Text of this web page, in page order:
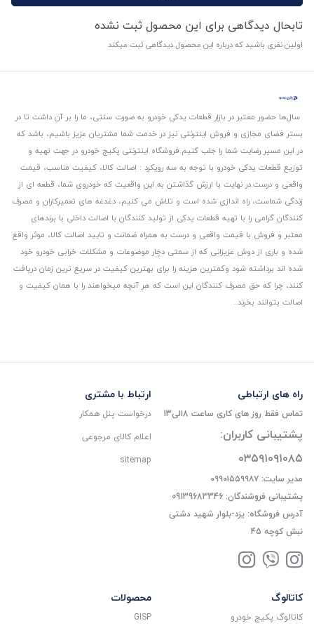
تابحال دیدگاهی برای این محصول ثبت نشده
اولین نفری باشید که درباره این محصول دیدگاهی ثبت میکند
سال‌ها حضور معتبر در بازار قطعات یدکی خودرو به صورت سنتی، ما را بر آن داشت تا در
بستر فضای مجازی و فروش اینترنتی نیز در خدمت شما مشتریان عزیز باشیم، باشد که
در این مسیر رضایت شما را جلب کنیم.فروشگاه اینترنتی پکیج خودرو در جهت تهیه و
توزیع قطعات یدکی خودرو با توجه به سه رویکرد : اصالت کالا، کیفیت مناسب، قیمت
واقعی و درست.در نهایت با ارزش گذاشتن به این واقعیت که خودروی شما، قطعه ای از
زندگی شماست، راه اندازی شده است و تلاش می کنیم، دغدغه های تعمیرکاران و مصرف
کنندگان گرامی را با تهیه قطعات یدکی از تولید کنندگان با اصالت داخلی با برندهای
معتبر و فروش با قیمت واقعی و درست به همراه ضمانت و تایید اصالت کالا، موثر واقع
شده و باری از دوش عزیزانی که از سمتی دچار موضوعات و مشکلات خرابی خودرو خود
شده اند برداشته شود و‌کمترین هزینه را برای بهترین کیفیت در سریع ترین زمان دریافت
کنند، چرا که حق مصرف کنندگان این است که هر آنچه میخواهند را با همان کیفیت و
اصالت بتوانند بخرند..
راه های ارتباطی
تماس فقط روز های کاری ساعت 8الی13
پشتیبانی کاربران:
۰۳۵۹۱۰۹۱۰۸۵
مدیر سایت: ۰۹۹۰۱۵۵۹۹۸۷
پشتیبانی فروشندگان: 09139683346
آدرس فروشگاه: یزد-بلوار شهید دشتی
نبش کوچه 45
ارتباط با مشتری
درخواست پنل همکار
اعلام کالای مرجوعی
sitemap
کاتالوگ
کاتالوگ پکیج خودرو
محصولات
GISP